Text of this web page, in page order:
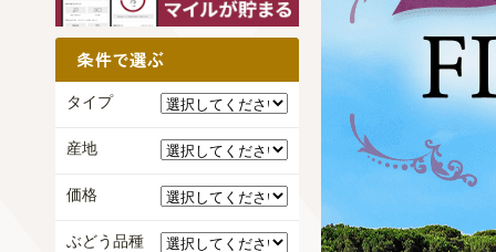
タイプ
産地
価格
ぶどう品種